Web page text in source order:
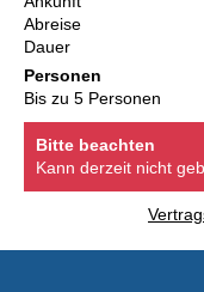
Abreise
Dauer
Personen
Bis zu 5 Personen
Bitte beachten
Kann derzeit nicht